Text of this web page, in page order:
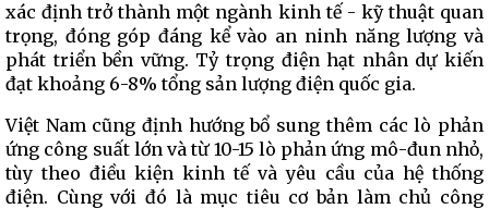
xác định trở thành một ngành kinh tế - kỹ thuật quan
trọng, đóng góp đáng kể vào an ninh năng lượng và
phát triển bền vững. Tỷ trọng điện hạt nhân dự kiến
đạt khoảng 6-8% tổng sản lượng điện quốc gia.
Việt Nam cũng định hướng bổ sung thêm các lò phản
ứng công suất lớn và từ 10-15 lò phản ứng mô-đun nhỏ,
tùy theo điều kiện kinh tế và yêu cầu của hệ thống
điện. Cùng với đó là mục tiêu cơ bản làm chủ công